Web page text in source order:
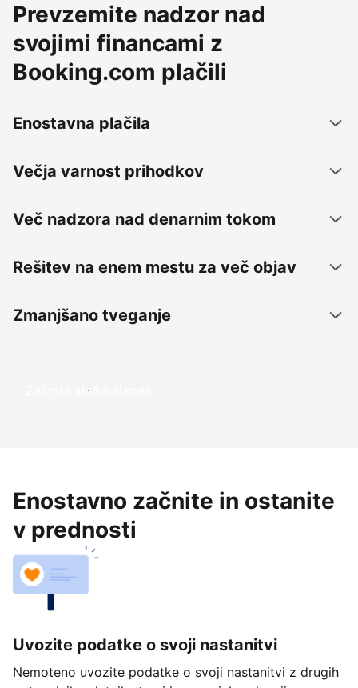
Prevzemite nadzor nad
svojimi financami z
Booking.com plačili
Enostavna plačila
Večja varnost prihodkov
Več nadzora nad denarnim tokom
Rešitev na enem mestu za več objav
Zmanjšano tveganje
Začnite služiti danes
Enostavno začnite in ostanite
v prednosti
Uvozite podatke o svoji nastanitvi
Nemoteno uvozite podatke o svoji nastanitvi z drugih